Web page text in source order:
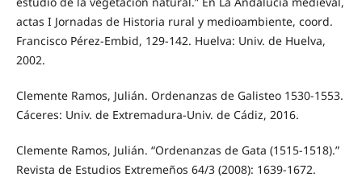
actas I Jornadas de Historia rural y medioambiente, coord.
Francisco Pérez-Embid, 129-142. Huelva: Univ. de Huelva,
2002.
Clemente Ramos, Julián. Ordenanzas de Galisteo 1530-1553.
Cáceres: Univ. de Extremadura-Univ. de Cádiz, 2016.
Clemente Ramos, Julián. “Ordenanzas de Gata (1515-1518).”
Revista de Estudios Extremeños 64/3 (2008): 1639-1672.